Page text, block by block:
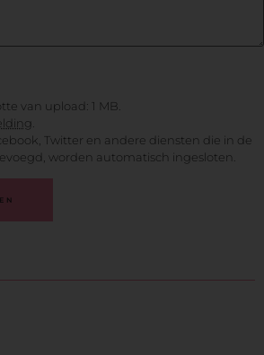
van upload: 1 MB.
Twitter en andere diensten die in de
worden automatisch ingesloten.